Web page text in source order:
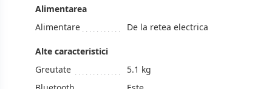
Alimentarea
Alimentare
De la retea electrica
Alte caracteristici
Greutate
5.1 kg